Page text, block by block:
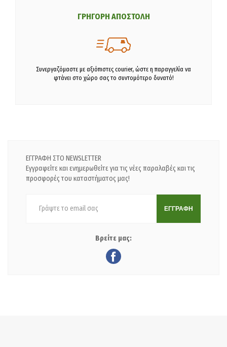
ΓΡΗΓΟΡΗ ΑΠΟΣΤΟΛΗ
Συνεργαζόμαστε με αξιόπιστες courier, ώστε η παραγγελία να
φτάνει στο χώρο σας το συντομότερο δυνατό!
ΕΓΓΡΑΦΗ ΣΤΟ NEWSLETTER
Εγγραφείτε και ενημερωθείτε για τις νέες παραλαβές και τις
προσφορές του καταστήματος μας!
ΕΓΓΡΑΦΗ
Βρείτε μας: